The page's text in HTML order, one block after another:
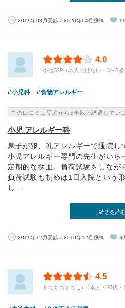
2019年08月受診 / 2020年04月投稿
4.0
小雪329（本人ではない・3〜5歳
小児科 食物アレルギー
この口コミは受診から5年以上経過してい
小児 アレルギー科
息子が卵、乳アレルギーで通院し
小児アレルギー専門の先生がいら
定期的な採血、負荷試験をしなが
負荷試験も初めは1日入院という
し...
続きを読
2019年12月受診 / 2019年12月投稿 3
4.5
もちもちもちこ♪（本人・50代・